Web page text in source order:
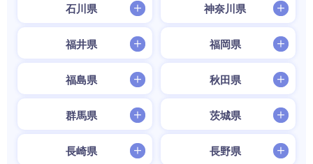
石川県 神奈川県
福井県 福岡県
福島県 秋田県
群馬県 茨城県
長崎県 長野県